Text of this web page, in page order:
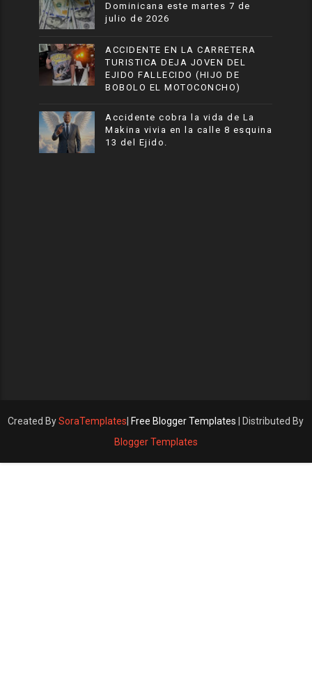
Dominicana este martes 7 de
julio de 2026
ACCIDENTE EN LA CARRETERA
TURISTICA DEJA JOVEN DEL
EJIDO FALLECIDO (HIJO DE
BOBOLO EL MOTOCONCHO)
Accidente cobra la vida de La
Makina vivia en la calle 8 esquina
13 del Ejido.
Created BySoraTemplates Free Blogger Templates | Distributed By
Blogger Templates